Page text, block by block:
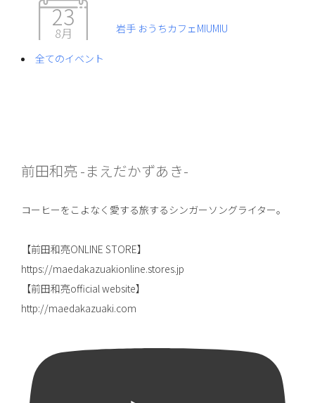
23
8月 岩手 おうちカフェMIUMIU
全てのイベント
前田和亮 -まえだかずあき-
コーヒーをこよなく愛する旅するシンガーソングライター。
【前田和亮ONLINE STORE】
https://maedakazuakionline.stores.jp
【前田和亮official website】
http://maedakazuaki.com